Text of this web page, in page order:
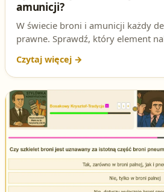
amunicji?
W świecie broni i amunicji każdy
prawne. Sprawdź, który element
regularnie pojawia się na